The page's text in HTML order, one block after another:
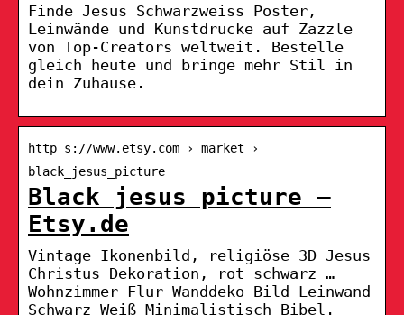
Finde Jesus Schwarzweiss Poster,
Leinwände und Kunstdrucke auf Zazzle
von Top-Creators weltweit. Bestelle
gleich heute und bringe mehr Stil in
dein Zuhause.
http s://www.etsy.com › market ›
black_jesus_picture
Black jesus picture –
Etsy.de
Vintage Ikonenbild, religiöse 3D Jesus
Christus Dekoration, rot schwarz …
Wohnzimmer Flur Wanddeko Bild Leinwand
Schwarz Weiß Minimalistisch Bibel.